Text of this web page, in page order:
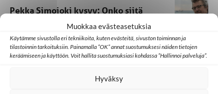
Muokkaa evästeasetuksia
Käytämme sivustolla eri tekniikoita, kuten evästeitä, sivuston toiminnan ja
tilastoinnin tarkoituksiin. Painamalla ”OK” annat suostumuksesi näiden tietojen
keräämiseen ja käyttöön. Voit hallita suostumuksiasi kohdassa ”Hallinnoi palveluja”.
Hyväksy
Pekka Simojoki kysyy: Onko siitä
19.9.2024
3